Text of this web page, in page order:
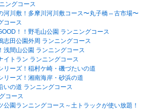
ングコース
河川敷！多摩川河川敷コース〜丸子橋⇔古市場〜
コース
！！野毛山公園 ランニングコース
志田公園外周 ランニングコース
浅間山公園 ランニングコース
イトラン ランニングコース
リーズ！稲村ケ崎・磯づたいの道
リーズ！湘南海岸・砂浜の道
いの道 ランニングコース
コース
公園ランニングコース～土トラックが使い放題！